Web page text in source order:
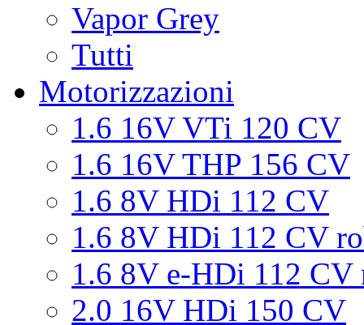
Vapor Grey
Tutti
Motorizzazioni
1.6 16V VTi 120 CV
1.6 16V THP 156 CV
1.6 8V HDi 112 CV
1.6 8V HDi 112 CV
1.6 8V e-HDi 112 CV
2.0 16V HDi 150 CV